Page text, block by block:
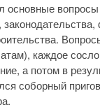
основные
каждое
а потом в
соборный